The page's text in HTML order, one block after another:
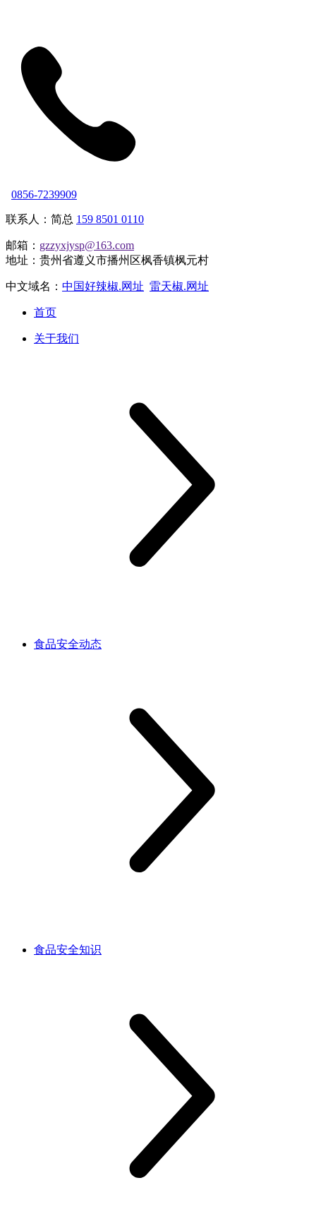
0856-7239909
联系人：简总 159 8501 0110
邮箱： gzzyxjysp@163.com
地址：贵州省遵义市播州区枫香镇枫元村
中文域名： 中国好辣椒.网址 雷天椒.网址
首页
关于我们
食品安全动态
食品安全知识